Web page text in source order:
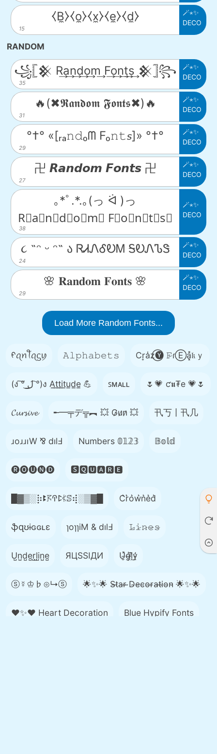
15
⧼B̼⧽⧼o̼⧽⧼x̼⧽⧼e̼⧽⧼d̼⧽
🪄⋆✨
DECO
RANDOM
35
꧁𓊈𒆜 R͢a͢n͢d͢o͢m͢ F͢o͢n͢t͢s͢ 𒆜𓊉꧂
🪄⋆✨
DECO
31
🔥(✖𝕽𝖆𝖓𝖉𝖔𝖒 𝕱𝖔𝖓𝖙𝖘✖)🔥
🪄⋆✨
DECO
29
°†° «[ᵣₐ𝚗𝚍ₒᗰ Fₒ𝚗𝚝𝘴]» °†°
🪄⋆✨
DECO
27
卍 𝙍𝙖𝙣𝙙𝙤𝙢 𝙁𝙤𝙣𝙩𝙨 卍
🪄⋆✨
DECO
38
｡*ﾟ.*.｡(っ ᐛ )っ
R⃒a⃒n⃒d⃒o⃒m⃒ F⃒o⃒n⃒t⃒s⃒
🪄⋆✨
DECO
24
૮ ˶ᵔ ᵕ ᵔ˶ ა ᏒᏗᏁᎴᎧᎷ ᎦᎧᏁᏖᏕ
🪄⋆✨
DECO
29
🌸 𝐑𝐚𝐧𝐝𝐨𝐦 𝐅𝐨𝐧𝐭𝐬 🌸
🪄⋆✨
DECO
Load More Random Fonts...
ᠻꪖꪀꪻꪖᦓꪗ 𝙰𝚕𝚙𝚑𝚊𝚋𝚎𝚝𝚜 Cr͎a̾z⃝🅨 𝙵̷ɾⒺa͓̽𝔨ｙ
(ง ͠° ͟ل͜ ͡°)ง A̲t̲t̲i̲t̲u̲d̲e̲ 💪 ꜱᴍᴀʟʟ 🌷💗 ƈ𝖚₮e 💗🌷
𝓒𝓾𝓻𝓼𝓲𝓿𝓮 ╾━╤デ╦︻ 💥 G̷u̷n̷ 💥 卂丂丨卂几
ɹoɹɹıW ⅋ dılℲ Numbers 𝟘𝟙𝟚𝟛 𝔹𝕠𝕝𝕕
🅡🅞🅤🅝🅓 🆂🆀🆄🅰🆁🅴
█▓▒­░⡷ꔪ𖦪ꛈꛕ𖤰ꕷ⢾░▒▓█ C͛r͛o͛w͛n͛e͛d͛
ֆզʊɨɢɢʟɛ ɿoɿɿiM & dılℲ 𝙻̷𝚒̷𝚗̷𝚎̷𝚜̷
U̺n̺d̺e̺r̺l̺i̺n̺e̺ ЯЦSSIДИ U̵̮̽g̶͙̾ḽ̸͊y̵̤̒
ⓢ☿♔♭⊙↳ⓢ 🌟✨🌟 S̴t̴a̴r̴ ̴D̴e̴c̴o̴r̴a̴t̴i̴o̴n̴ 🌟✨🌟
❤️✨❤️ Heart Decoration Blue Hypify Fonts